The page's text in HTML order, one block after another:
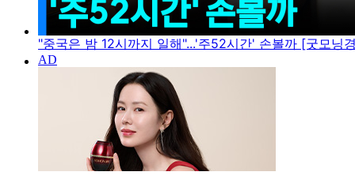
"중국은 밤 12시까지 일해"...'주52시간' 손볼까 [굿모닝